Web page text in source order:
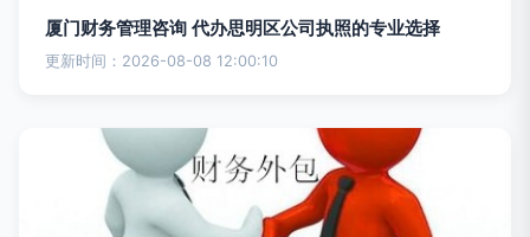
厦门财务管理咨询 代办思明区公司执照的专业选择
更新时间：2026-08-08 12:00:10